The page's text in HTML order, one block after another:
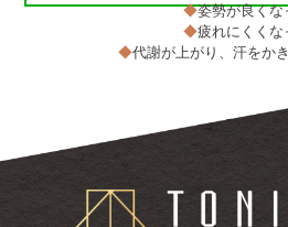
◆姿勢が良くな
◆疲れにくくな
◆代謝が上がり、汗をか